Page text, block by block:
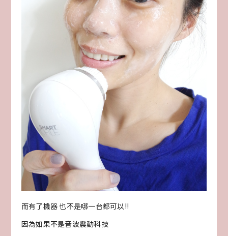
而有了機器 也不是哪一台都可以!!
因為如果不是音波震動科技